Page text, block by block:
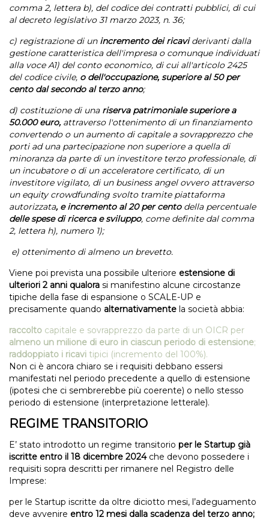
comma 2, lettera b), del codice dei contratti pubblici, di cui
al decreto legislativo 31 marzo 2023, n. 36;
c) registrazione di un incremento dei ricaviderivanti dalla
gestione caratteristica dell'impresa o comunque individuati
alla voce A1) del conto economico, di cui all'articolo 2425
del codice civile, o dell'occupazione, superiore al 50 per
cento dal secondo al terzo anno;
d) costituzione di una riserva patrimoniale superiore a
50.000 euro, attraverso l'ottenimento di un finanziamento
convertendo o un aumento di capitale a sovrapprezzo che
porti ad una partecipazione non superiore a quella di
minoranza da parte di un investitore terzo professionale, di
un incubatore o di un acceleratore certificato, di un
investitore vigilato, di un business angel ovvero attraverso
un equity crowdfunding svolto tramite piattaforma
autorizzata, e incremento al 20 per centodella percentuale
delle spese di ricerca e sviluppo, come definite dal comma
2, lettera h), numero 1);
e) ottenimento di almeno un brevetto.
Viene poi prevista una possibile ulteriore estensione di
ulteriori 2 anni qualora si manifestino alcune circostanze
tipiche della fase di espansione o SCALE-UP e
precisamente quando alternativamente la società abbia:
raccolto capitale e sovrapprezzo da parte di un OICR per
almeno un milione di euro in ciascun periodo di estensione;
raddoppiato i ricavi tipici (incremento del 100%).
Non ci è ancora chiaro se i requisiti debbano essersi
manifestati nel periodo precedente a quello di estensione
(ipotesi che ci sembrerebbe più coerente) o nello stesso
periodo di estensione (interpretazione letterale).
REGIME TRANSITORIO
E’ stato introdotto un regime transitorio per le Startup già
iscritte entro il 18 dicembre 2024che devono possedere i
requisiti sopra descritti per rimanere nel Registro delle
Imprese:
per le Startup iscritte da oltre diciotto mesi, l’adeguamento
deve avvenire entro 12 mesi dalla scadenza del terzo anno;